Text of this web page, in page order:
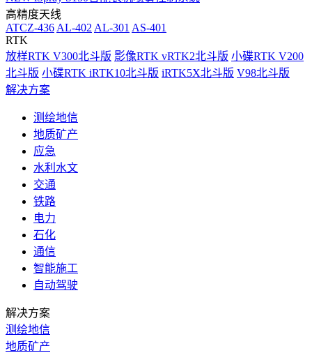
高精度天线
ATCZ-436 AL-402 AL-301 AS-401
RTK
放样RTK V300北斗版 影像RTK vRTK2北斗版 小碟RTK V200
北斗版 小碟RTK iRTK10北斗版 iRTK5X北斗版 V98北斗版
解决方案
测绘地信
地质矿产
应急
水利水文
交通
铁路
电力
石化
通信
智能施工
自动驾驶
解决方案
测绘地信
地质矿产